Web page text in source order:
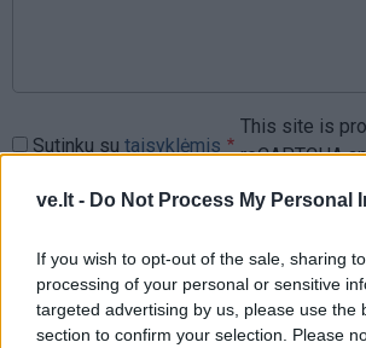
ve.lt - Do Not Process My Personal
If you wish to opt-out of the sale, sharing
processing of your personal or sensitive
targeted advertising by us, please use the
section to confirm your selection. Please
Sutinku su taisyklėmis
This site is
reCAPTCHA
Service apply.